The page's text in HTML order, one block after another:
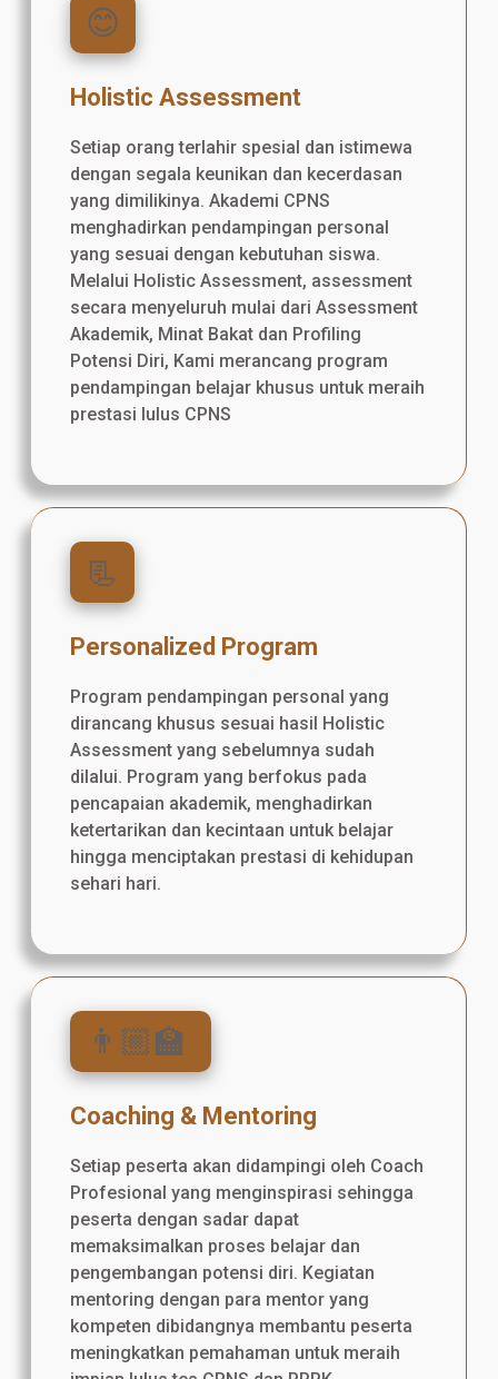
😊
Holistic Assessment
Setiap orang terlahir spesial dan istimewa
dengan segala keunikan dan kecerdasan
yang dimilikinya. Akademi CPNS
menghadirkan pendampingan personal
yang sesuai dengan kebutuhan siswa.
Melalui Holistic Assessment, assessment
secara menyeluruh mulai dari Assessment
Akademik, Minat Bakat dan Profiling
Potensi Diri, Kami merancang program
pendampingan belajar khusus untuk meraih
prestasi lulus CPNS
📃
Personalized Program
Program pendampingan personal yang
dirancang khusus sesuai hasil Holistic
Assessment yang sebelumnya sudah
dilalui. Program yang berfokus pada
pencapaian akademik, menghadirkan
ketertarikan dan kecintaan untuk belajar
hingga menciptakan prestasi di kehidupan
sehari hari.
👨🏼‍🏫
Coaching & Mentoring
Setiap peserta akan didampingi oleh Coach
Profesional yang menginspirasi sehingga
peserta dengan sadar dapat
memaksimalkan proses belajar dan
pengembangan potensi diri. Kegiatan
mentoring dengan para mentor yang
kompeten dibidangnya membantu peserta
meningkatkan pemahaman untuk meraih